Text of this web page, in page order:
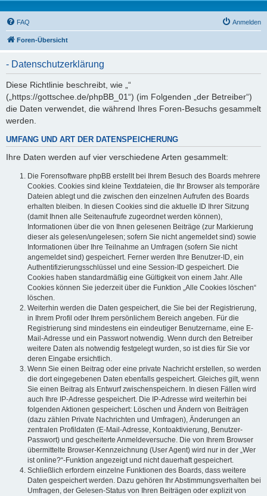
FAQ Anmelden
Foren-Übersicht
- Datenschutzerklärung
Diese Richtlinie beschreibt, wie „“
(„https://gottschee.de/phpBB_01“) (im Folgenden „der Betreiber“)
die Daten verwendet, die während Ihres Foren-Besuchs gesammelt
werden.
UMFANG UND ART DER DATENSPEICHERUNG
Ihre Daten werden auf vier verschiedene Arten gesammelt:
Die Forensoftware phpBB erstellt bei Ihrem Besuch des Boards mehrere
Cookies. Cookies sind kleine Textdateien, die Ihr Browser als temporäre
Dateien ablegt und die zwischen den einzelnen Aufrufen des Boards
erhalten bleiben. In diesen Cookies sind die aktuelle ID Ihrer Sitzung
(damit Ihnen alle Seitenaufrufe zugeordnet werden können),
Informationen über die von Ihnen gelesenen Beiträge (zur Markierung
dieser als gelesen/ungelesen; sofern Sie nicht angemeldet sind) sowie
Informationen über Ihre Teilnahme an Umfragen (sofern Sie nicht
angemeldet sind) gespeichert. Ferner werden Ihre Benutzer-ID, ein
Authentifizierungsschlüssel und eine Session-ID gespeichert. Die
Cookies haben standardmäßig eine Gültigkeit von einem Jahr. Alle
Cookies können Sie jederzeit über die Funktion „Alle Cookies löschen“
löschen.
Weiterhin werden die Daten gespeichert, die Sie bei der Registrierung,
in Ihrem Profil oder Ihrem persönlichem Bereich angeben. Für die
Registrierung sind mindestens ein eindeutiger Benutzername, eine E-
Mail-Adresse und ein Passwort notwendig. Wenn durch den Betreiber
weitere Daten als notwendig festgelegt wurden, so ist dies für Sie vor
deren Eingabe ersichtlich.
Wenn Sie einen Beitrag oder eine private Nachricht erstellen, so werden
die dort eingegebenen Daten ebenfalls gespeichert. Gleiches gilt, wenn
Sie einen Beitrag als Entwurf zwischenspeichern. In diesen Fällen wird
auch Ihre IP-Adresse gespeichert. Die IP-Adresse wird weiterhin bei
folgenden Aktionen gespeichert: Löschen und Ändern von Beiträgen
(dazu zählen Private Nachrichten und Umfragen), Änderungen an
zentralen Profildaten (E-Mail-Adresse, Kontoaktivierung, Benutzer-
Passwort) und gescheiterte Anmeldeversuche. Die von Ihrem Browser
übermittelte Browser-Kennzeichnung (User Agent) wird nur in der „Wer
ist online?“-Funktion angezeigt und nicht dauerhaft gespeichert.
Schließlich erfordern einzelne Funktionen des Boards, dass weitere
Daten gespeichert werden. Dazu gehören Ihr Abstimmungsverhalten bei
Umfragen, der Gelesen-Status von Ihren Beiträgen oder explizit von